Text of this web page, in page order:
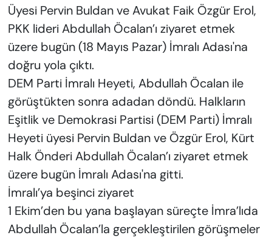
Üyesi Pervin Buldan ve Avukat Faik Özgür Erol,
PKK lideri Abdullah Öcalan’ı ziyaret etmek
üzere bugün (18 Mayıs Pazar) İmralı Adası'na
doğru yola çıktı.
DEM Parti İmralı Heyeti, Abdullah Öcalan ile
görüştükten sonra adadan döndü. Halkların
Eşitlik ve Demokrasi Partisi (DEM Parti) İmralı
Heyeti üyesi Pervin Buldan ve Özgür Erol, Kürt
Halk Önderi Abdullah Öcalan’ı ziyaret etmek
üzere bugün İmralı Adası'na gitti.
İmralı’ya beşinci ziyaret
1 Ekim’den bu yana başlayan süreçte İmra’lıda
Abdullah Öcalan’la gerçekleştirilen görüşmeler